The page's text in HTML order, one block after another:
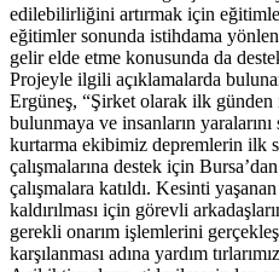
edilebilirliğini artırmak için
eğitimler sonunda istihdama
gelir elde etme konusunda da
Projeyle ilgili açıklamalarda
Ergüneş, “Şirket olarak ilk
bulunmaya ve insanların
kurtarma ekibimiz depremlerin ilk
çalışmalarına destek için
çalışmalara katıldı. Kesinti
kaldırılması için görevli
gerekli onarım işlemlerini
karşılanması adına yardım